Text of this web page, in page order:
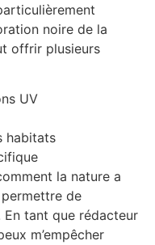
noire de la
offrir plusieurs
UV
habitats
la nature a
de
En tant que rédacteur
m’empêcher